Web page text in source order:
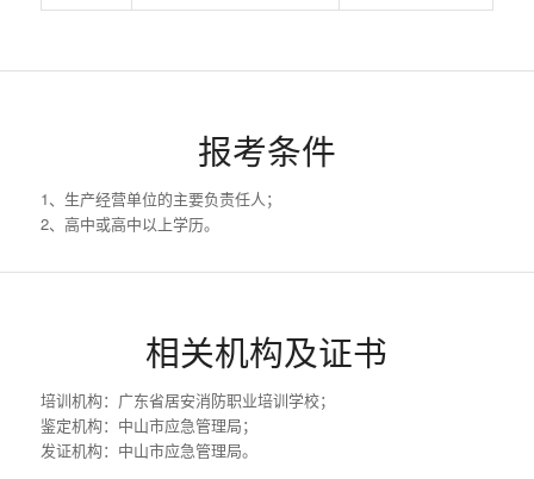
报考条件
1、生产经营单位的主要负责任人；
2、高中或高中以上学历。
相关机构及证书
培训机构：广东省居安消防职业培训学校；
鉴定机构：中山市应急管理局；
发证机构：中山市应急管理局。